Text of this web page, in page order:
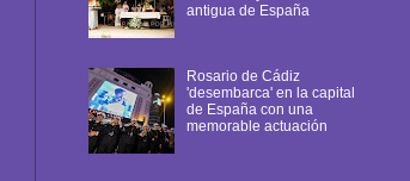
antigua de España
Rosario de Cádiz
'desembarca' en la capital
de España con una
memorable actuación